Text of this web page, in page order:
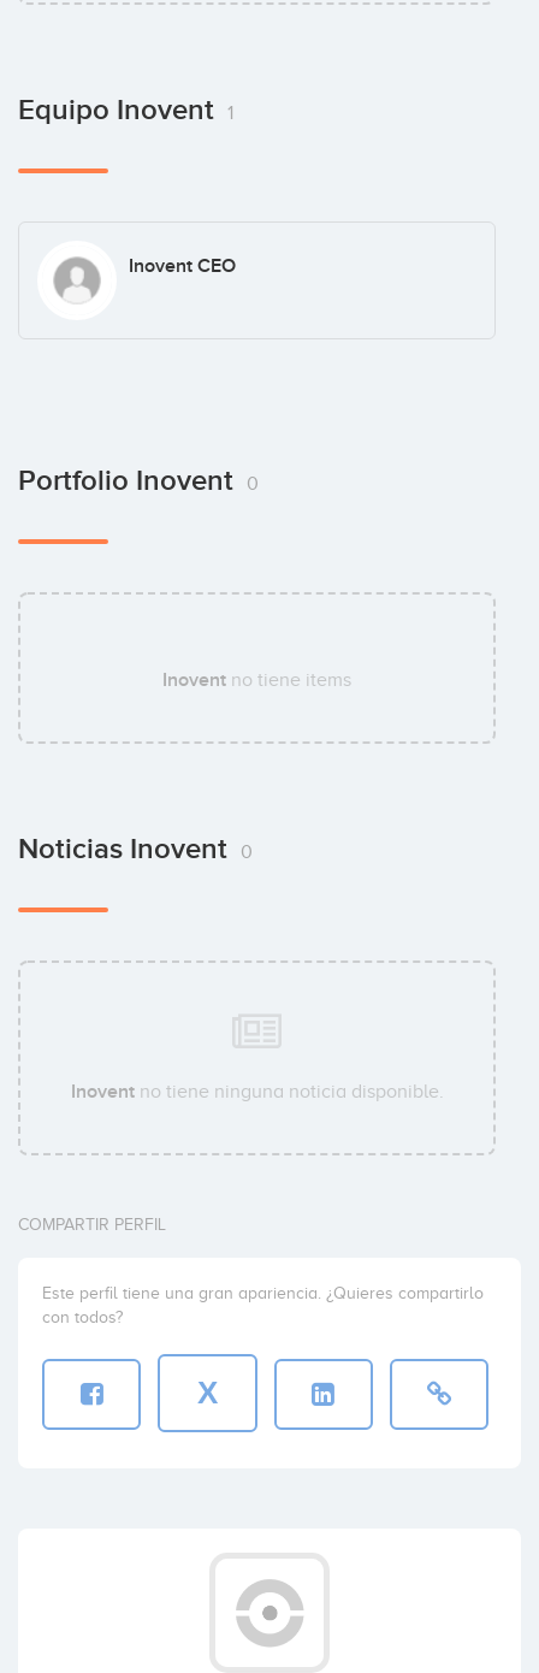
Equipo Inovent 1
Inovent CEO
Portfolio Inovent 0
Inovent no tiene items
Noticias Inovent 0
Inoventno tiene ninguna noticia disponible.
COMPARTIR PERFIL
Este perfil tiene una gran apariencia. ¿Quieres compartirlo
con todos?
X